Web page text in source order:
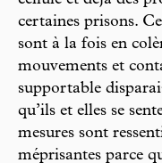
certaines prisons.
sont à la fois en
mouvements et
supportable
qu’ils et elles se
mesures sont
méprisantes parce